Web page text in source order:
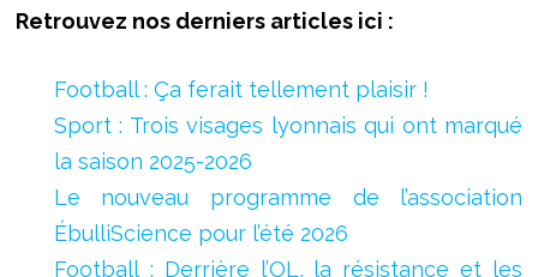
Retrouvez nos derniers articles ici :
Football : Ça ferait tellement plaisir !
Sport : Trois visages lyonnais qui ont marqué
la saison 2025-2026
Le nouveau programme de l’association
ÉbulliScience pour l’été 2026
Football : Derrière l’OL, la résistance et les